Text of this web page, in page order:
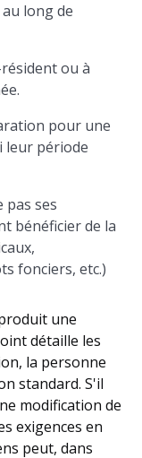
long de
ou à
pour une
leur période
pas ses
bénéficier de la
fonciers, etc.)
une
détaille les
la personne
standard. S'il
modification de
exigences en
peut, dans